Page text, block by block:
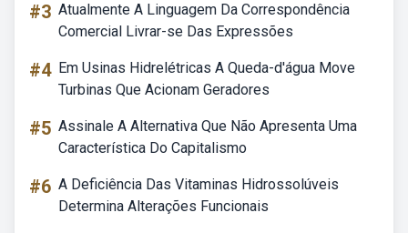
#3 Atualmente A Linguagem Da Correspondência
Comercial Livrar-se Das Expressões
#4 Em Usinas Hidrelétricas A Queda-d'água Move
Turbinas Que Acionam Geradores
#5 Assinale A Alternativa Que Não Apresenta Uma
Característica Do Capitalismo
#6 A Deficiência Das Vitaminas Hidrossolúveis
Determina Alterações Funcionais